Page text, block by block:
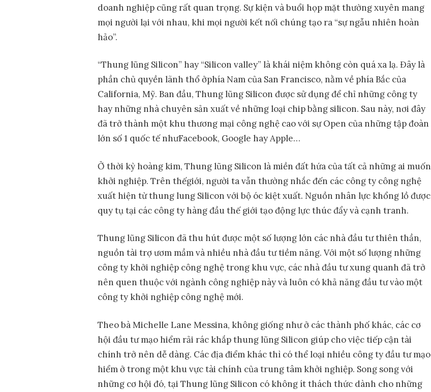
doanh nghiệp cũng rất quan trọng. Sự kiện và buổi họp mặt thường xuyên mang
mọi người lại với nhau, khi mọi người kết nối chúng tạo ra “sự ngẫu nhiên hoàn
hảo”.
“Thung lũng Silicon” hay “Silicon valley” là khái niệm không còn quá xa lạ. Đây là
phần chủ quyền lãnh thổ ởphía Nam của San Francisco, nằm về phía Bắc của
California, Mỹ. Ban đầu, Thung lũng Silicon được sử dụng để chỉ những công ty
hay những nhà chuyên sản xuất về những loại chip bằng silicon. Sau này, nơi đây
đã trở thành một khu thương mại công nghệ cao với sự Open của những tập đoàn
lớn số 1 quốc tế nhưFacebook, Google hay Apple…
Ở thời kỳ hoàng kim, Thung lũng Silicon là miền đất hứa của tất cả những ai muốn
khởi nghiệp. Trên thếgiới, người ta vẫn thường nhắc đến các công ty công nghệ
xuất hiện từ thung lung Silicon với bộ óc kiệt xuất. Nguồn nhân lực khổng lồ được
quy tụ tại các công ty hàng đầu thế giới tạo động lực thúc đẩy và cạnh tranh.
Thung lũng Silicon đã thu hút được một số lượng lớn các nhà đầu tư thiên thần,
nguồn tài trợ ươm mầm và nhiều nhà đầu tư tiềm năng. Với một số lượng những
công ty khởi nghiệp công nghệ trong khu vực, các nhà đầu tư xung quanh đã trở
nên quen thuộc với ngành công nghiệp này và luôn có khả năng đầu tư vào một
công ty khởi nghiệp công nghệ mới.
Theo bà Michelle Lane Messina, không giống như ở các thành phố khác, các cơ
hội đầu tư mạo hiểm rải rác khắp thung lũng Silicon giúp cho việc tiếp cận tài
chính trở nên dễ dàng. Các địa điểm khác thì có thể loại nhiều công ty đầu tư mạo
hiểm ở trong một khu vực tài chính của trung tâm khởi nghiệp. Song song với
những cơ hội đó, tại Thung lũng Silicon có không ít thách thức dành cho những